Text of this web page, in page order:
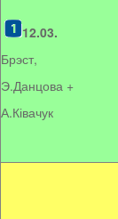
12.03.
Брэст,
Э.Данцова +
А.Ківачук